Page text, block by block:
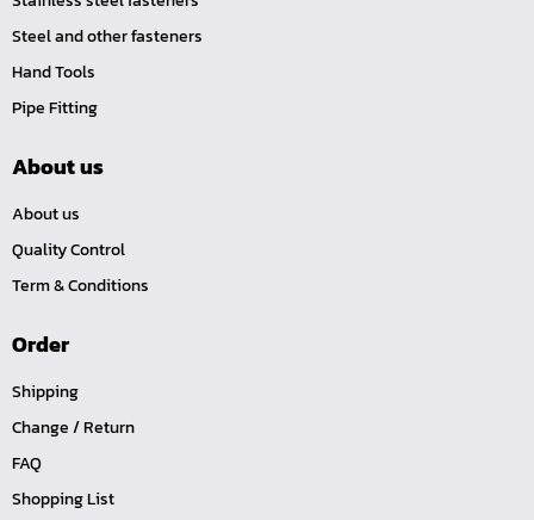
คีมปากนกแก้ว,​คีมตัดตะปู
คีมปากแหลม
คีมปากเฉียง
คีมคอม้า
3/8", 1/2"
ด้ามฟรี, ด้ามบ๊อกซ์ Z-Series ขนาด 1/4", 3/8", 1/2"
ลูกบ๊อกซ์ สั้น, ยาว Koken Z-Series ขนาด 1/4", 3/8", 1/2"
ไขควงตอก
Steel and other fasteners
Hand Tools
Pipe Fitting
About us
About us
Quality Control
Term & Conditions
Order
Shipping
Change / Return
FAQ
Shopping List